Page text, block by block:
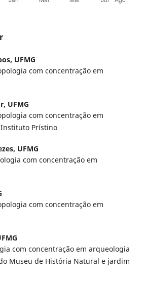
UFMG
com concentração em
UFMG
com concentração em
Prístino
UFMG
com concentração em
com concentração em
com concentração em arqueologia
Museu de História Natural e jardim